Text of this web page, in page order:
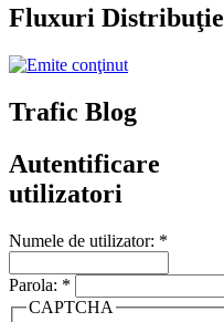
Fluxuri Distribuţie
Trafic Blog
Autentificare
utilizatori
Numele de utilizator: *
Parola: *
CAPTCHA